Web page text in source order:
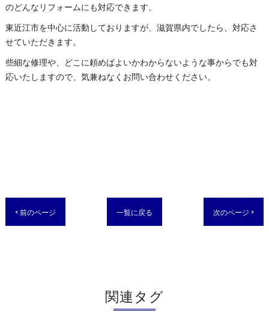
のどんなリフォームにも対応できます。
東近江市を中心に活動しておりますが、滋賀県内でしたら、対応さ
せていただきます。
些細な修理や、どこに頼めばよいかわからないような事からでも対
応いたしますので、気兼ねなくお問い合わせください。
< 前のページ 一覧に戻る 次のページ >
関連タグ